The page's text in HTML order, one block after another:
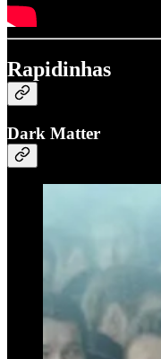
Rapidinhas
Dark Matter